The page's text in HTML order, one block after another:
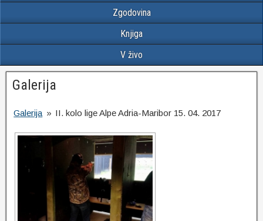
Zgodovina
Knjiga
V živo
Galerija
Galerija » II. kolo lige Alpe Adria-Maribor 15. 04. 2017